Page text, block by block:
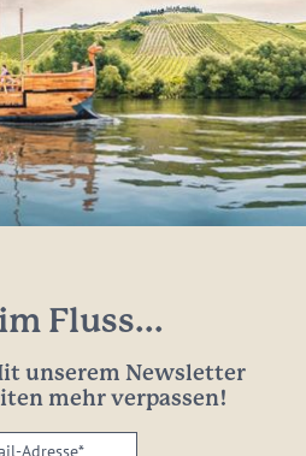
Fluss...
unserem Newsletter
mehr verpassen!